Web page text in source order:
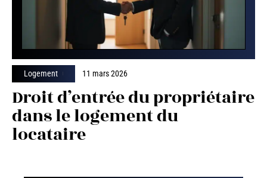
Logement 11 mars 2026
Droit d’entrée du propriétaire
dans le logement du
locataire